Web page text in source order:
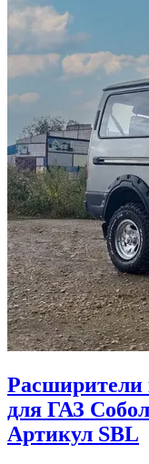
Расширители
для ГАЗ
Артикул SBL